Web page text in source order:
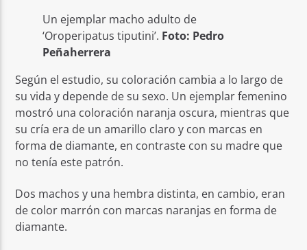
Un ejemplar macho adulto de
‘Oroperipatus tiputini’. Foto: Pedro
Peñaherrera
Según el estudio, su coloración cambia a lo largo de
su vida y depende de su sexo. Un ejemplar femenino
mostró una coloración naranja oscura, mientras que
su cría era de un amarillo claro y con marcas en
forma de diamante, en contraste con su madre que
no tenía este patrón.
Dos machos y una hembra distinta, en cambio, eran
de color marrón con marcas naranjas en forma de
diamante.